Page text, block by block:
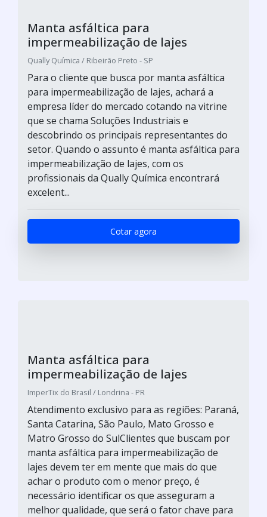
Manta asfáltica para
impermeabilização de lajes
Qually Química / Ribeirão Preto - SP
Para o cliente que busca por manta asfáltica
para impermeabilização de lajes, achará a
empresa líder do mercado cotando na vitrine
que se chama Soluções Industriais e
descobrindo os principais representantes do
setor. Quando o assunto é manta asfáltica para
impermeabilização de lajes, com os
profissionais da Qually Química encontrará
excelent...
Cotar agora
Manta asfáltica para
impermeabilização de lajes
ImperTix do Brasil / Londrina - PR
Atendimento exclusivo para as regiões: Paraná,
Santa Catarina, São Paulo, Mato Grosso e
Matro Grosso do SulClientes que buscam por
manta asfáltica para impermeabilização de
lajes devem ter em mente que mais do que
achar o produto com o menor preço, é
necessário identificar os que asseguram a
melhor qualidade, que será o fator chave para